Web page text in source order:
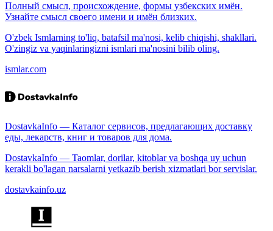
Полный смысл, происхождение, формы узбекских имён.
Узнайте смысл своего имени и имён близких.
O'zbek Ismlarning to'liq, batafsil ma'nosi, kelib chiqishi, shakllari.
O'zingiz va yaqinlaringizni ismlari ma'nosini bilib oling.
ismlar.com
DostavkaInfo — Каталог сервисов, предлагающих доставку
еды, лекарств, книг и товаров для дома.
DostavkaInfo — Taomlar, dorilar, kitoblar va boshqa uy uchun
kerakli bo'lagan narsalarni yetkazib berish xizmatlari bor servislar.
dostavkainfo.uz